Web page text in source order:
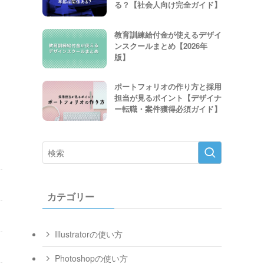
る？【社会人向け完全ガイド】
教育訓練給付金が使えるデザイ
ンスクールまとめ【2026年
版】
ポートフォリオの作り方と採用
担当が見るポイント【デザイナ
ー転職・案件獲得必須ガイド】
カテゴリー
Illustratorの使い方
Photoshopの使い方